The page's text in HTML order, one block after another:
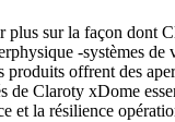
plus sur la façon dont
-systèmes de
produits offrent des
de Claroty xDome
et la résilience